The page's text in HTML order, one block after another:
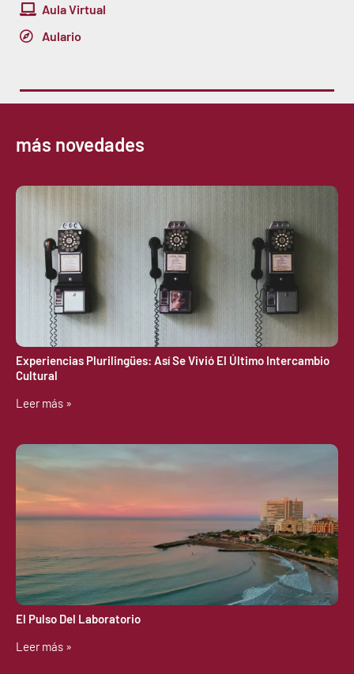
Aula Virtual
Aulario
más novedades
Experiencias Plurilingües: Así Se Vivió El Último Intercambio
Cultural
Leer más »
El Pulso Del Laboratorio
Leer más »